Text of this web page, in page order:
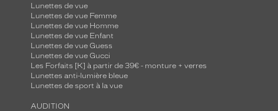
Lunettes de vue
Lunettes de vue Femme
Lunettes de vue Homme
Lunettes de vue Enfant
Lunettes de vue Guess
Lunettes de vue Gucci
Les Forfaits [K] à partir de 39€ - monture + verres
Lunettes anti-lumière bleue
Lunettes de sport à la vue
AUDITION